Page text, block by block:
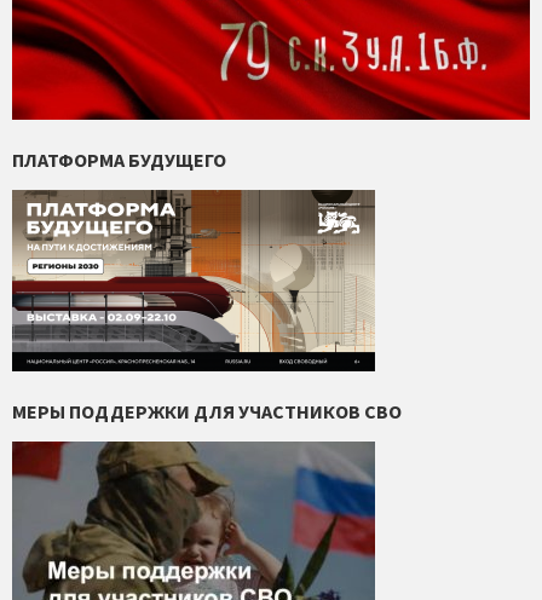
ПЛАТФОРМА БУДУЩЕГО
МЕРЫ ПОДДЕРЖКИ ДЛЯ УЧАСТНИКОВ СВО